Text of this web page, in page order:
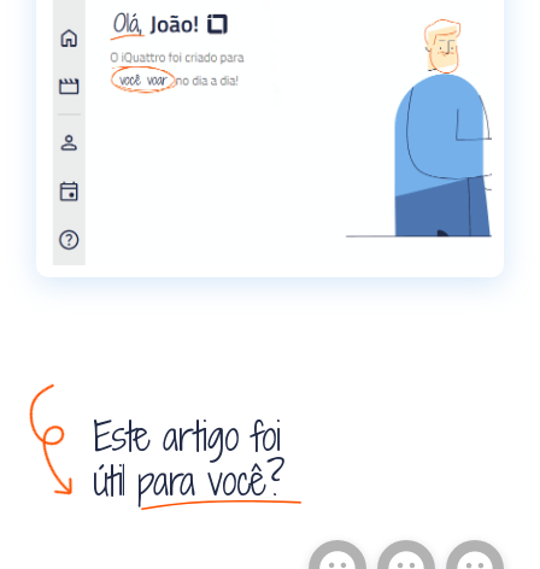
Este artigo foi
útil para você?